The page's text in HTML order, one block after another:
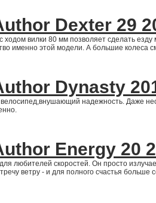
Dexter 29
ходом вилки 80 мм позволяет сделать
именно этой модели. А большие колеса
Dynasty
надежность. Даже
Energy 20
любителей скоростей. Он просто
ветру - и для полного счастья больше